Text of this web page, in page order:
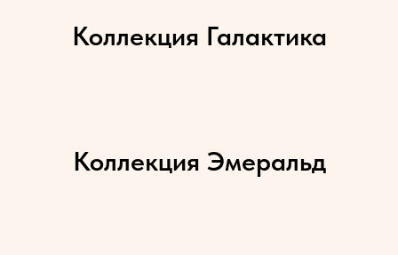
Коллекция Галактика
Коллекция Эмеральд